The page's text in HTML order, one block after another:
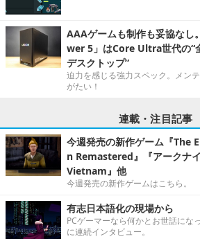
AAAゲームも制作も妥協な
wer 5」はCore Ultra世代の“
デスクトップ”
迫力を感じる強力スペック。メン
がたい！
連載・注目記事
今週発売の新作ゲーム『The
n Remastered』『アークナ
Vietnam』他
今週発売の新作ゲームはこちら。
有志日本語化の現場から
PCゲーマーなら何かとお世話にな
に連続インタビュー。